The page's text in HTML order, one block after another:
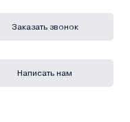
Заказать звонок
Написать нам